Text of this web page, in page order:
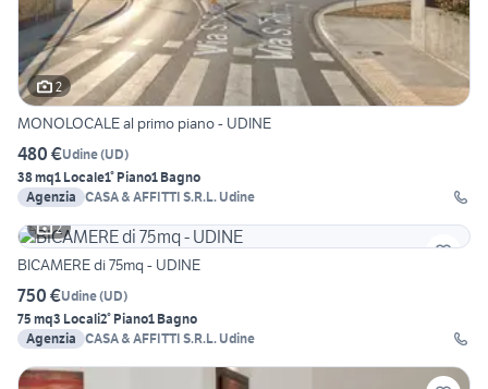
2
MONOLOCALE al primo piano - UDINE
480 €Udine(UD)
38 mq1 Locale1° Piano1 Bagno
Agenzia CASA & AFFITTI S.R.L. Udine
2
BICAMERE di 75mq - UDINE
750 €Udine(UD)
75 mq3 Locali2° Piano1 Bagno
Agenzia CASA & AFFITTI S.R.L. Udine